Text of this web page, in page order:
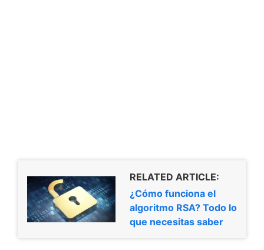
RELATED ARTICLE:
¿Cómo funciona el
algoritmo RSA? Todo lo
que necesitas saber